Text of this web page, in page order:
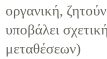
οργανική,
υποβάλει
μεταθέσεων)